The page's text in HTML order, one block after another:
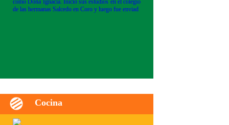
como Doña Ignacia. Inició sus estudios en el colegio
de las hermanas Salcedo en Coro y luego fue enviad
Cocina